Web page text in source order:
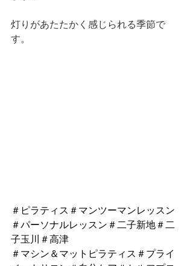
灯りがあたたかく感じられる季節で
す。
＃ピラティス＃マンツーマンレッスン
＃パーソナルレッスン＃二子新地＃二
子玉川＃高津
＃マシン＆マットピラティス＃プライ